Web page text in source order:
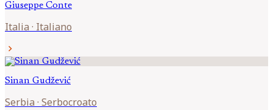
Giuseppe Conte
Italia · Italiano
chevron_right
Sinan Gudžević
Serbia · Serbocroato